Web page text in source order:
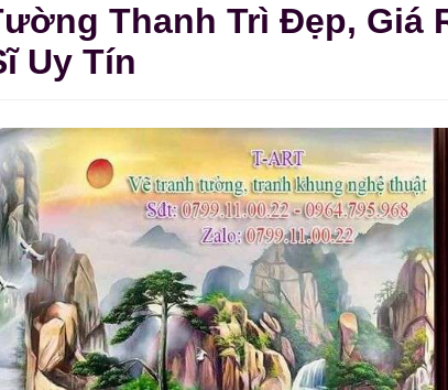
Thanh Trì Đẹp, Giá
Uy Tín